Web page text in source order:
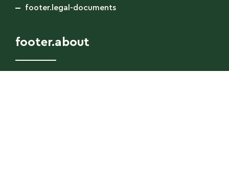
footer.legal-documents
footer.about